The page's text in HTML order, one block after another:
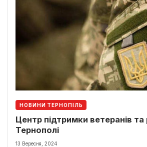
НОВИНИ ТЕРНОПІЛЬ
Центр підтримки ветеранів та
Тернополі
13 Вересня, 2024